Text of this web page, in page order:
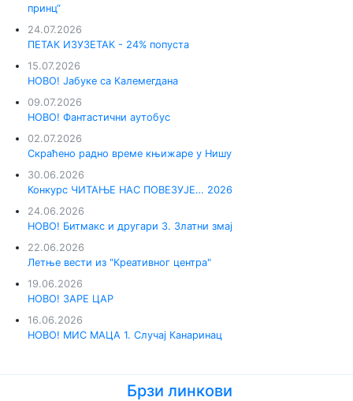
принц“
24.07.2026
ПЕТАК ИЗУЗЕТАК - 24% попуста
15.07.2026
НОВО! Јабуке са Калемегдана
09.07.2026
НОВО! Фантастични аутобус
02.07.2026
Скраћено радно време књижаре у Нишу
30.06.2026
Конкурс ЧИТАЊЕ НАС ПОВЕЗУЈЕ… 2026
24.06.2026
НОВО! Битмакс и другари 3. Златни змај
22.06.2026
Летње вести из "Креативног центра"
19.06.2026
НОВО! ЗАРЕ ЦАР
16.06.2026
НОВО! МИС МАЦА 1. Случај Канаринац
Брзи линкови